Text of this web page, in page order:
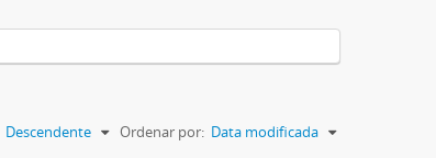
Ordenar por: Data modificada
Descendente